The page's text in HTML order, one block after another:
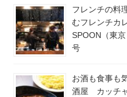
フレンチの料
むフレンチカ
SPOON（東
号
お酒も食事も
酒屋 カッチ